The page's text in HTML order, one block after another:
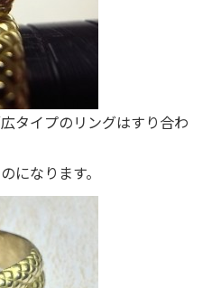
タイプのリングはすり合わ
になります。